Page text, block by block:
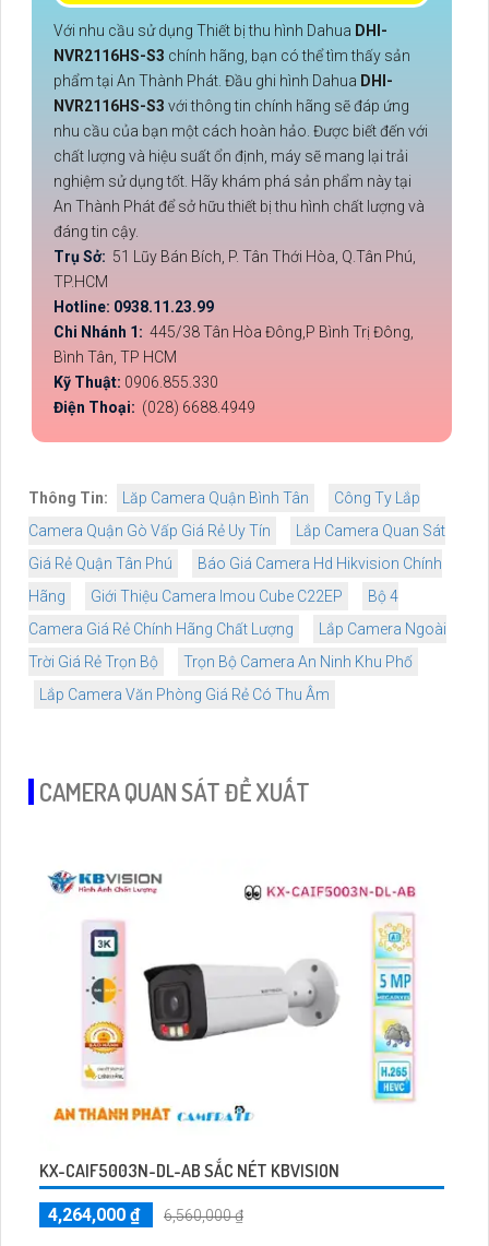
Với nhu cầu sử dụng Thiết bị thu hình Dahua DHI-
NVR2116HS-S3 chính hãng, bạn có thể tìm thấy sản
phẩm tại An Thành Phát. Đầu ghi hình Dahua DHI-
NVR2116HS-S3 với thông tin chính hãng sẽ đáp ứng
nhu cầu của bạn một cách hoàn hảo. Được biết đến với
chất lượng và hiệu suất ổn định, máy sẽ mang lại trải
nghiệm sử dụng tốt. Hãy khám phá sản phẩm này tại
An Thành Phát để sở hữu thiết bị thu hình chất lượng và
đáng tin cậy.
Trụ Sở: 51 Lũy Bán Bích, P. Tân Thới Hòa, Q.Tân Phú,
TP.HCM
Hotline: 0938.11.23.99
Chi Nhánh 1: 445/38 Tân Hòa Đông,P Bình Trị Đông,
Bình Tân, TP HCM
Kỹ Thuật: 0906.855.330
Điện Thoại: (028) 6688.4949
Thông Tin: Lăp Camera Quận Bình Tân
Công Ty Lắp
Camera Quận Gò Vấp Giá Rẻ Uy Tín
Lắp Camera Quan Sát
Giá Rẻ Quận Tân Phú
Báo Giá Camera Hd Hikvision Chính
Hãng
Giới Thiệu Camera Imou Cube C22EP
Bộ 4
Camera Giá Rẻ Chính Hãng Chất Lượng
Lắp Camera Ngoài
Trời Giá Rẻ Trọn Bộ
Trọn Bộ Camera An Ninh Khu Phố
Lắp Camera Văn Phòng Giá Rẻ Có Thu Âm
CAMERA QUAN SÁT ĐỀ XUẤT
KX-CAIF5003N-DL-AB SẮC NÉT KBVISION
4,264,000 ₫ 6,560,000 ₫